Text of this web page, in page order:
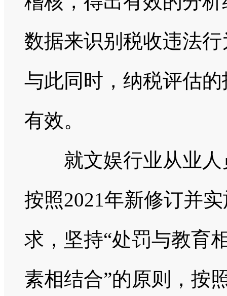
数据来识别税收违法
与此同时，纳税评估
有效。
就文娱行业从业人
按照2021年新修订并
求，坚持“处罚与教育
素相结合”的原则，按